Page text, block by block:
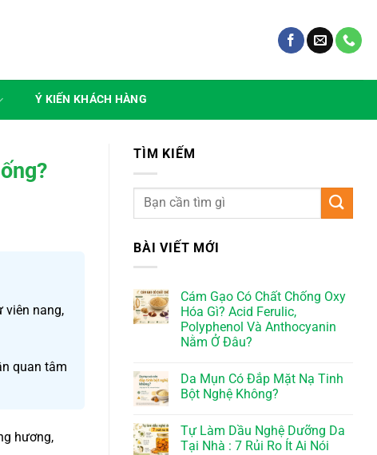
Ý KIẾN KHÁCH HÀNG
viên nang,
quan tâm
hương,
TÌM KIẾM
BÀI VIẾT MỚI
Cám Gạo Có Chất Chống Oxy
Hóa Gì? Acid Ferulic,
Polyphenol Và Anthocyanin
Nằm Ở Đâu?
Da Mụn Có Đắp Mặt Nạ Tinh
Bột Nghệ Không?
Tự Làm Dầu Nghệ Dưỡng Da
Tại Nhà : 7 Rủi Ro Ít Ai Nói